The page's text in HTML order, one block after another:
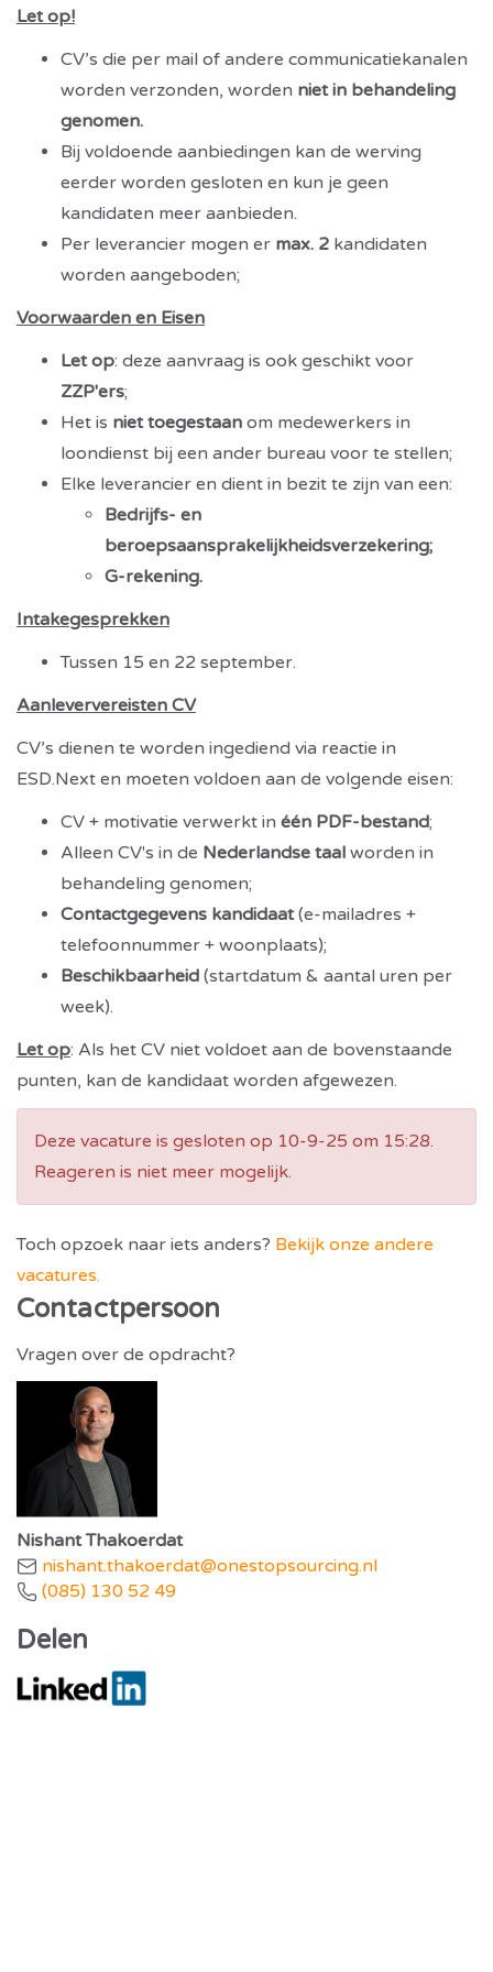
Let op!
CV’s die per mail of andere communicatiekanalen
worden verzonden, worden niet in behandeling
genomen.
Bij voldoende aanbiedingen kan de werving
eerder worden gesloten en kun je geen
kandidaten meer aanbieden.
Per leverancier mogen er max. 2 kandidaten
worden aangeboden;
Voorwaarden en Eisen
Let op: deze aanvraag is ook geschikt voor
ZZP'ers;
Het is niet toegestaan om medewerkers in
loondienst bij een ander bureau voor te stellen;
Elke leverancier en dient in bezit te zijn van een:
Bedrijfs- en
beroepsaansprakelijkheidsverzekering;
G-rekening.
Intakegesprekken
Tussen 15 en 22 september.
Aanleververeisten CV
CV’s dienen te worden ingediend via reactie in
ESD.Next en moeten voldoen aan de volgende eisen:
CV + motivatie verwerkt in één PDF-bestand;
Alleen CV's in de Nederlandse taal worden in
behandeling genomen;
Contactgegevens kandidaat(e-mailadres +
telefoonnummer + woonplaats);
Beschikbaarheid (startdatum & aantal uren per
week).
Let op: Als het CV niet voldoet aan de bovenstaande
punten, kan de kandidaat worden afgewezen.
Deze vacature is gesloten op 10-9-25 om 15:28.
Reageren is niet meer mogelijk.
Toch opzoek naar iets anders? Bekijk onze andere
vacatures.
Contactpersoon
Vragen over de opdracht?
Nishant Thakoerdat
nishant.thakoerdat@onestopsourcing.nl
(085) 130 52 49
Delen